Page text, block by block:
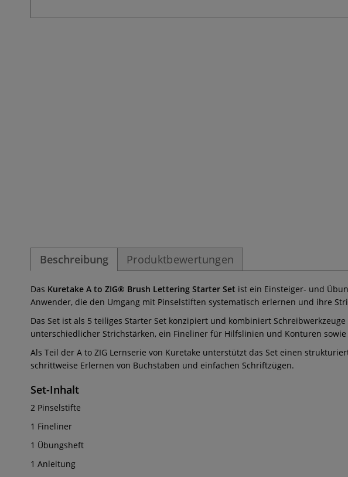
Beschreibung Produktbewertungen
Das Kuretake A to ZIG® Brush Lettering Starter Set ist ein Einsteiger- und
Anwender, die den Umgang mit Pinselstiften systematisch erlernen und ihre
Das Set ist als 5 teiliges Starter Set konzipiert und kombiniert
unterschiedlicher Strichstärken, ein Fineliner für Hilfslinien und Konturen
Als Teil der A to ZIG Lernserie von Kuretake unterstützt das Set einen
schrittweise Erlernen von Buchstaben und einfachen Schriftzügen.
Set-Inhalt
2 Pinselstifte
1 Fineliner
1 Übungsheft
1 Anleitung